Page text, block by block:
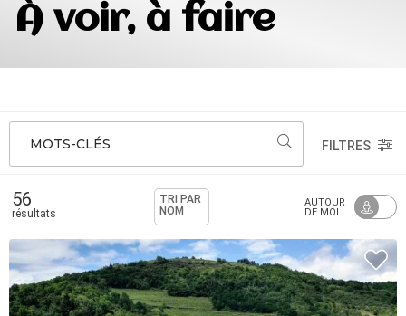
À voir, à faire
MOTS-CLÉS FILTRES
56
résultats
TRI PAR
NOM
AUTOUR
DE MOI